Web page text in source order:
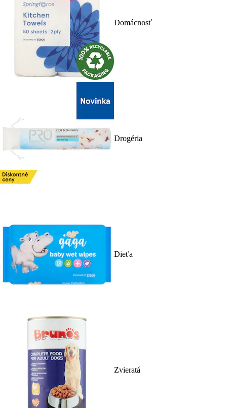
Domácnosť
Drogéria
Dieťa
Zvieratá